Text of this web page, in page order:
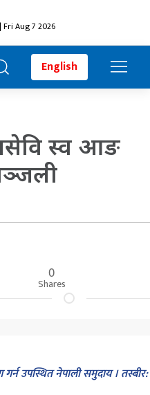
| Fri Aug 7 2026
English
स्व आङ
0
Shares
गर्न उपस्थित नेपाली समुदाय ।